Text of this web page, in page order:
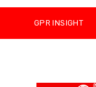
GPR INSIGHT